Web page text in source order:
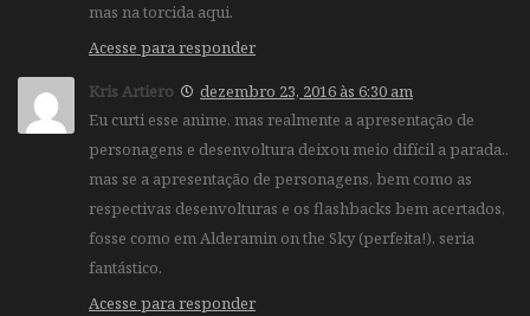
mas na torcida aqui.
Acesse para responder
Kris Artiero
dezembro 23, 2016 às 6:30 am
Eu curti esse anime, mas realmente a apresentação de
personagens e desenvoltura deixou meio difícil a parada..
mas se a apresentação de personagens, bem como as
respectivas desenvolturas e os flashbacks bem acertados,
fosse como em Alderamin on the Sky (perfeita!), seria
fantástico.
Acesse para responder